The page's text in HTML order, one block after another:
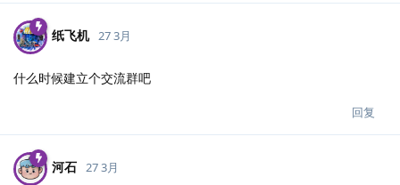
纸飞机 27 3月
什么时候建立个交流群吧
回复
河石 27 3月